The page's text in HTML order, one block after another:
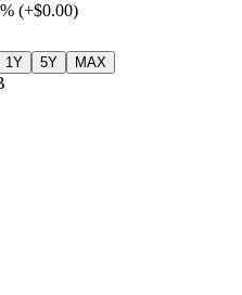
(+$0.00)
1Y 5Y MAX